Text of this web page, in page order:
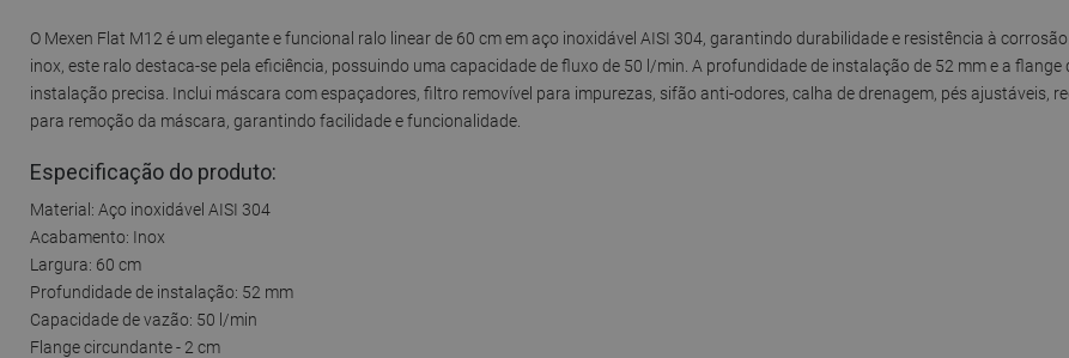
O Mexen Flat M12 é um elegante e funcional ralo linear de 60 cm em aço inoxidável AISI 304, garantindo durabilidade e resistência à
inox, este ralo destaca-se pela eficiência, possuindo uma capacidade de fluxo de 50 l/min. A profundidade de instalação de 52 mm e a flange
instalação precisa. Inclui máscara com espaçadores, filtro removível para impurezas, sifão anti-odores, calha de drenagem, pés ajustáveis,
para remoção da máscara, garantindo facilidade e funcionalidade.
Especificação do produto:
Material: Aço inoxidável AISI 304
Acabamento: Inox
Largura: 60 cm
Profundidade de instalação: 52 mm
Capacidade de vazão: 50 l/min
Flange circundante - 2 cm